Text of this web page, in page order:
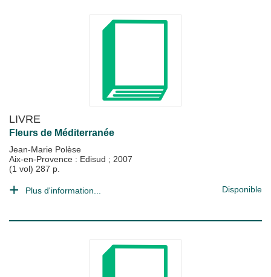
LIVRE
Fleurs de Méditerranée
Jean-Marie Polèse
Aix-en-Provence : Edisud ; 2007
(1 vol) 287 p.
Plus d'information... Disponible